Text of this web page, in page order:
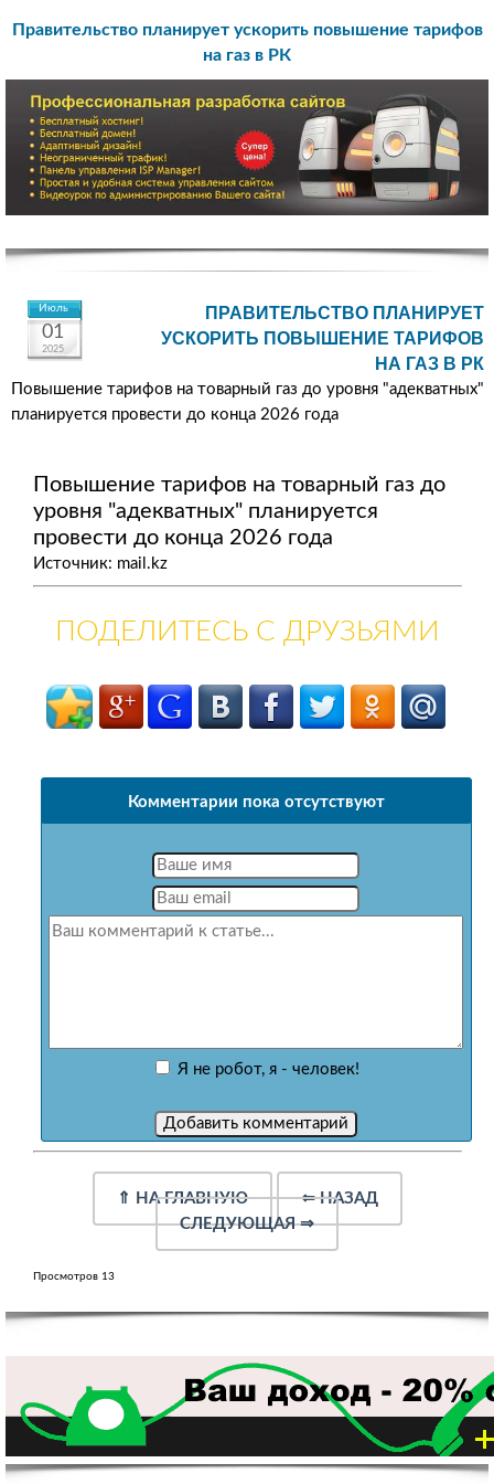
Правительство планирует ускорить повышение тарифов
на газ в РК
Июль
01
2025
ПРАВИТЕЛЬСТВО ПЛАНИРУЕТ
УСКОРИТЬ ПОВЫШЕНИЕ ТАРИФОВ
НА ГАЗ В РК
Повышение тарифов на товарный газ до уровня "адекватных"
планируется провести до конца 2026 года
Повышение тарифов на товарный газ до
уровня "адекватных" планируется
провести до конца 2026 года
Источник: mail.kz
ПОДЕЛИТЕСЬ С ДРУЗЬЯМИ
Комментарии пока отсутствуют
Я не робот, я - человек!
⇑ НА ГЛАВНУЮ ⇐НАЗАД
СЛЕДУЮЩАЯ⇒
Просмотров 13